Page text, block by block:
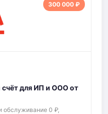
300 000 ₽
для ИП и ООО от
обслуживание 0 ₽,